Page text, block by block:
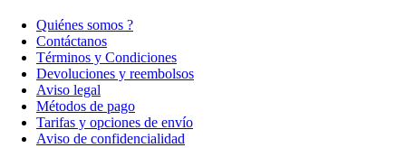
Quiénes somos ?
Contáctanos
Términos y Condiciones
Devoluciones y reembolsos
Aviso legal
Métodos de pago
Tarifas y opciones de envío
Aviso de confidencialidad